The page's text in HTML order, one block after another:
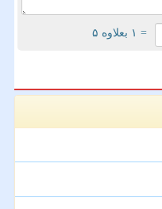
= ۱ بعلاوه ۵